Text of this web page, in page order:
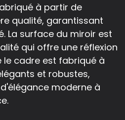
à partir de
qualité, garantissant
La surface du miroir est
qui offre une réflexion
le cadre est fabriqué à
et robustes,
moderne à